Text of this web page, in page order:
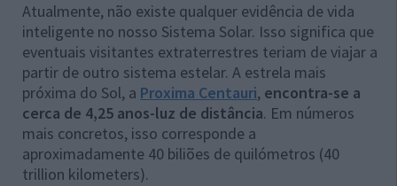
Atualmente, não existe qualquer evidência de vida
inteligente no nosso Sistema Solar. Isso significa que
eventuais visitantes extraterrestres teriam de viajar a
partir de outro sistema estelar. A estrela mais
próxima do Sol, a Proxima Centauri, encontra-se a
cerca de 4,25 anos-luz de distância. Em números
mais concretos, isso corresponde a
aproximadamente 40 biliões de quilómetros (40
trillion kilometers).